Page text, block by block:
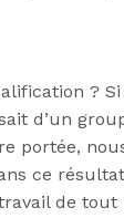
?
d’un
portée,
ce
de